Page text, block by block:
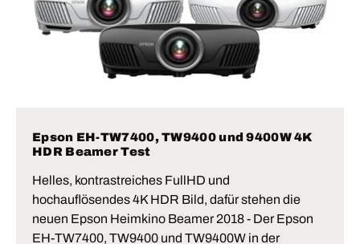
Epson EH-TW7400, TW9400 und 9400W 4K
HDR Beamer Test
Helles, kontrastreiches FullHD und
hochauflösendes 4K HDR Bild, dafür stehen die
neuen Epson Heimkino Beamer 2018 - Der Epson
EH-TW7400, TW9400 und TW9400W in der